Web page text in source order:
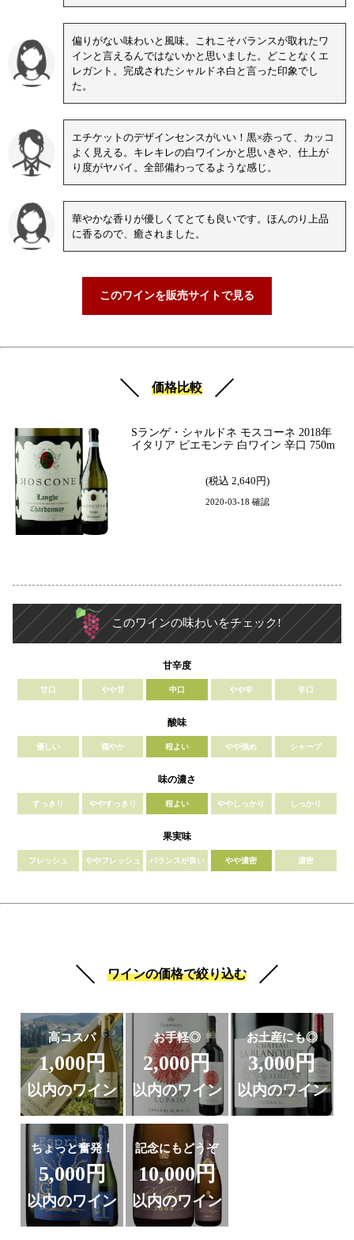
偏りがない味わいと風味。これこそバランスが取れたワ
インと言えるんではないかと思いました。どことなくエ
レガント。完成されたシャルドネ白と言った印象でし
た。
エチケットのデザインセンスがいい！黒×赤って、カッコ
よく見える。キレキレの白ワインかと思いきや、仕上が
り度がヤバイ。全部備わってるような感じ。
華やかな香りが優しくてとても良いです。ほんのり上品
に香るので、癒されました。
このワインを販売サイトで見る
価格比較
Sランゲ・シャルドネ モスコーネ 2018年
イタリア ピエモンテ 白ワイン 辛口 750m
(税込 2,640円)
2020-03-18 確認
このワインの味わいをチェック!
甘辛度
甘口 やや甘 中口 やや辛 辛口
酸味
優しい 穏やか 程よい やや強め シャープ
味の濃さ
すっきり ややすっきり 程よい ややしっかり しっかり
果実味
フレッシュ ややフレッシュ バランスが良い やや濃密 濃密
ワインの価格で絞り込む
高コスパ
1,000円
以内のワイン
お手軽◎
2,000円
以内のワイン
お土産にも◎
3,000円
以内のワイン
ちょっと奮発！
5,000円
以内のワイン
記念にもどうぞ
10,000円
以内のワイン